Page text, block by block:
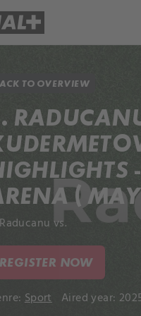
TO OVERVIEW
(
vs.
REGISTER NOW
Sport Aired year: